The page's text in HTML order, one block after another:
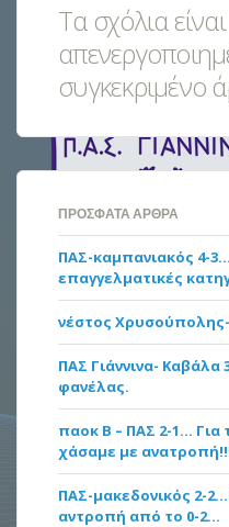
Τα σχόλια είναι
συγκεκριμένο
ΠΡΌΣΦΑΤΑ ΆΡΘΡΑ
ΠΑΣ-καμπανιακός 4-
επαγγελματικές
νέστος
ΠΑΣ Γιάννινα- Καβάλα
φανέλας.
παοκ Β – ΠΑΣ 2-1…
χάσαμε με
ΠΑΣ-μακεδονικός 2-
αντροπή από το 0-2…